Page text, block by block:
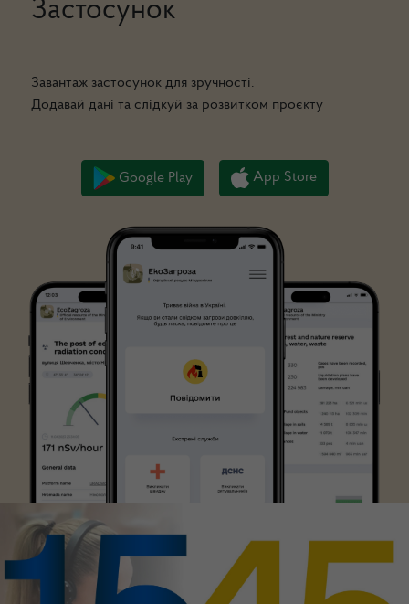
Застосунок
Завантаж застосунок для зручності.
Додавай дані та слідкуй за розвитком проєкту
Google Play App Store